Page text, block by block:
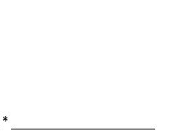
*Erforderlich